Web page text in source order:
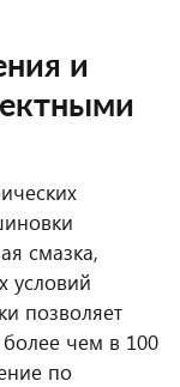
и
смазка,
условий
позволяет
более чем в 100
по